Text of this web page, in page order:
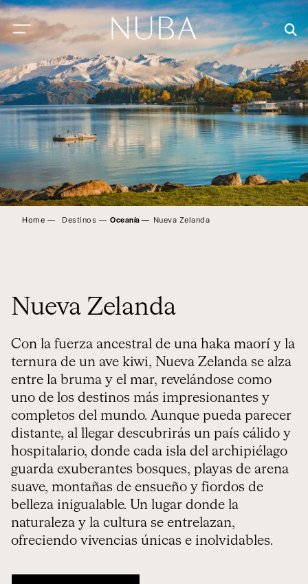
Home ― Destinos ― Oceanía ― Nueva Zelanda
Nueva Zelanda
Con la fuerza ancestral de una haka maorí y la
ternura de un ave kiwi, Nueva Zelanda se alza
entre la bruma y el mar, revelándose como
uno de los destinos más impresionantes y
completos del mundo. Aunque pueda parecer
distante, al llegar descubrirás un país cálido y
hospitalario, donde cada isla del archipiélago
guarda exuberantes bosques, playas de arena
suave, montañas de ensueño y fiordos de
belleza inigualable. Un lugar donde la
naturaleza y la cultura se entrelazan,
ofreciendo vivencias únicas e inolvidables.